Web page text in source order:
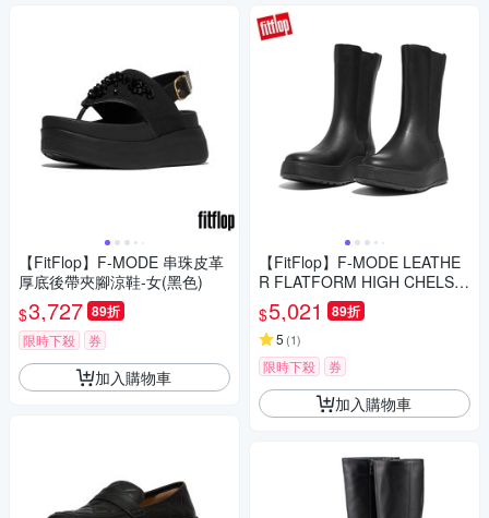
【FitFlop】F-MODE 串珠皮革
厚底後帶夾腳涼鞋-女(黑色)
$3,727 89折
限時下殺 券
加入購物車
【FitFlop】F-MODE LEATHE
R FLATFORM HIGH CHELSE
A BOOTS全皮革厚底中筒靴-女
(靓黑色)
$5,021 89折
5 (1)
限時下殺 券
加入購物車